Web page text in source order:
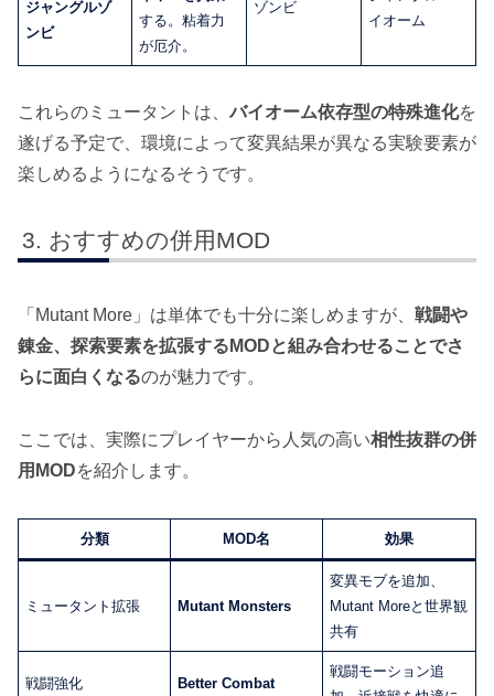
ジャングルゾ
ンビ
する。粘着力
が厄介。
ゾンビ
イオーム
これらのミュータントは、 バイオーム依存型の特殊進化を
遂げる予定で、環境によって変異結果が異なる実験要素が
楽しめるようになるそうです。
おすすめの併用MOD
「Mutant More」は単体でも十分に楽しめますが、 戦闘や
錬金、探索要素を拡張するMODと組み合わせることでさ
らに面白くなるのが魅力です。
ここでは、実際にプレイヤーから人気の高い相性抜群の併
用MODを紹介します。
分類 MOD名 効果
ミュータント拡張 Mutant Monsters
変異モブを追加、
Mutant Moreと世界観
共有
戦闘強化 Better Combat
戦闘モーション追